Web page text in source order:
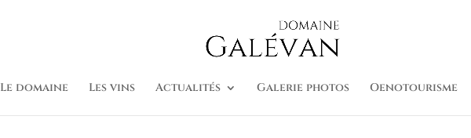
Le domaine Les vins Actualités Galerie photos Oenotourisme